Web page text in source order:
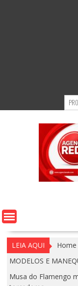
LEIA AQUI Home
MODELOS E
Musa do Flamengo